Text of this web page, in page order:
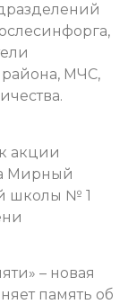
МЧС,
акции
Мирный
школы № 1
– новая
память об